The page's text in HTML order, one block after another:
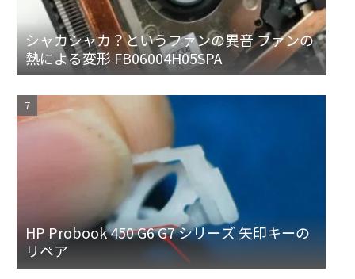
シャカシャカ？というファンの異音 ファンの
熱による変形 FB06004H05SPA
HP Probook 450 G6 G7 シリーズ 矢印キーの
リペア